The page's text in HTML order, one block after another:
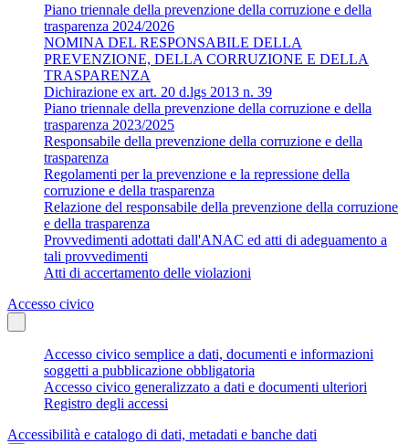
Piano triennale della prevenzione della corruzione e della
trasparenza 2024/2026
NOMINA DEL RESPONSABILE DELLA
PREVENZIONE, DELLA CORRUZIONE E DELLA
TRASPARENZA
Dichirazione ex art. 20 d.lgs 2013 n. 39
Piano triennale della prevenzione della corruzione e della
trasparenza 2023/2025
Responsabile della prevenzione della corruzione e della
trasparenza
Regolamenti per la prevenzione e la repressione della
corruzione e della trasparenza
Relazione del responsabile della prevenzione della corruzione
e della trasparenza
Provvedimenti adottati dall'ANAC ed atti di adeguamento a
tali provvedimenti
Atti di accertamento delle violazioni
Accesso civico
Accesso civico semplice a dati, documenti e informazioni
soggetti a pubblicazione obbligatoria
Accesso civico generalizzato a dati e documenti ulteriori
Registro degli accessi
Accessibilità e catalogo di dati, metadati e banche dati